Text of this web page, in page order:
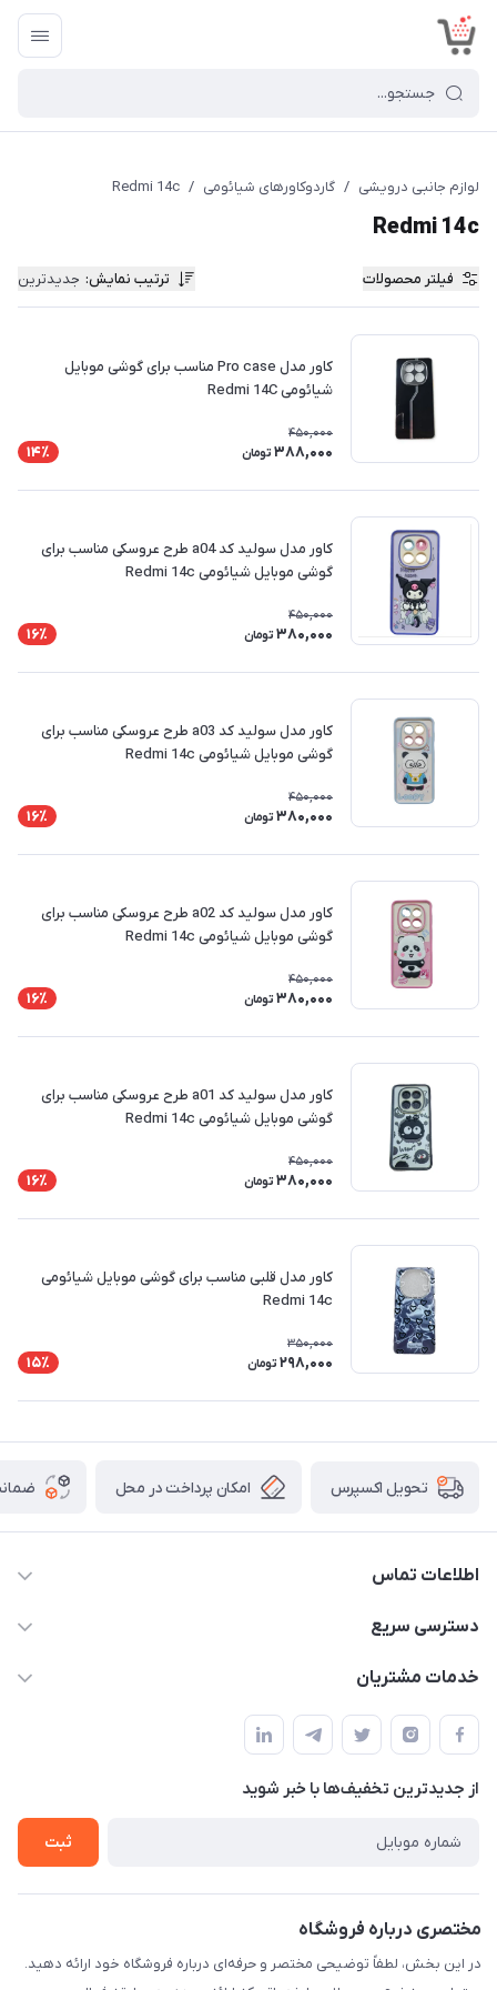
لوازم جانبی درویشی / گاردوکاورهای شیائومی /
Redmi 14c
Redmi 14c
فیلتر محصولات ترتیب نمایش: جدیدترین
کاور مدل Pro case مناسب برای گوشی موبایل
شیائومی Redmi 14C
450,000
388,000 تومان 14٪
کاور مدل سولید کد a04 طرح عروسکی مناسب برای
گوشی موبایل شیائومی Redmi 14c
450,000
380,000 تومان 16٪
کاور مدل سولید کد a03 طرح عروسکی مناسب برای
گوشی موبایل شیائومی Redmi 14c
450,000
380,000 تومان 16٪
کاور مدل سولید کد a02 طرح عروسکی مناسب برای
گوشی موبایل شیائومی Redmi 14c
450,000
380,000 تومان 16٪
کاور مدل سولید کد a01 طرح عروسکی مناسب برای
گوشی موبایل شیائومی Redmi 14c
450,000
380,000 تومان 16٪
کاور مدل قلبی مناسب برای گوشی موبایل شیائومی
Redmi 14c
350,000
298,000 تومان 15٪
تحویل اکسپرس امکان پرداخت در محل
اطلاعات تماس
09332394024-09120346631
دسترسی سریع
حساب کاربری
لیست محصولات
درباره ما
خدمات مشتریان
قوانین و مقررات
حریم خصوصی
راهنما
از جدید‌ترین تخفیف‌ها با‌ خبر شوید
ثبت
مختصری درباره فروشگاه
در این بخش، لطفاً توضیحی مختصر و حرفه‌ای درباره فروشگاه خود ارائه دهید.